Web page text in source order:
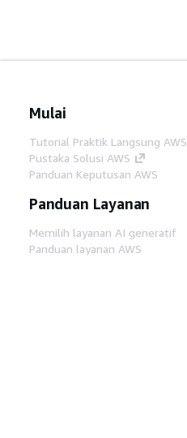
Mulai
Tutorial Praktik Langsung AWS
Pustaka Solusi AWS
Panduan Keputusan AWS
Panduan Layanan
Memilih layanan AI generatif
Panduan layanan AWS